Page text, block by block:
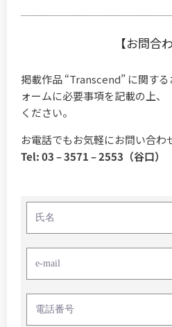
【お問合
掲載作品 “Transcend” に関す
ォームに必要事項を記載の上、
ください。
お電話でもお気軽にお問い合わ
Tel: 03 – 3571 – 2553（谷口）